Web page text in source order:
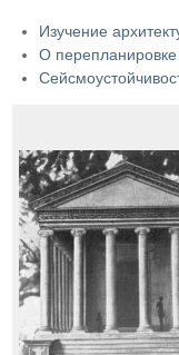
Изучение
О перепланировке